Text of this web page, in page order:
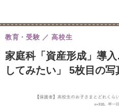
家庭科「資産形成」導
してみたい」 5枚目の写
教育・受験 高校生